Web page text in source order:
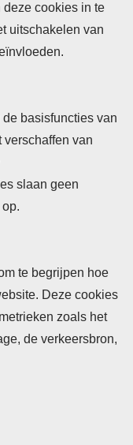
cookies in te
uitschakelen van
basisfuncties van
van
slaan geen
te begrijpen hoe
Deze cookies
zoals het
de verkeersbron,
met
personalia uit het